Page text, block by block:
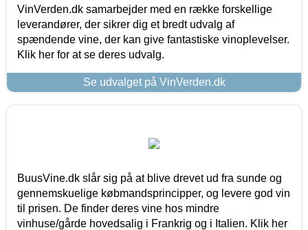
VinVerden.dk samarbejder med en række forskellige
leverandører, der sikrer dig et bredt udvalg af
spændende vine, der kan give fantastiske vinoplevelser.
Klik her for at se deres udvalg.
Se udvalget på VinVerden.dk
BuusVine.dk slår sig på at blive drevet ud fra sunde og
gennemskuelige købmandsprincipper, og levere god vin
til prisen. De finder deres vine hos mindre
vinhuse/gårde hovedsalig i Frankrig og i Italien. Klik her